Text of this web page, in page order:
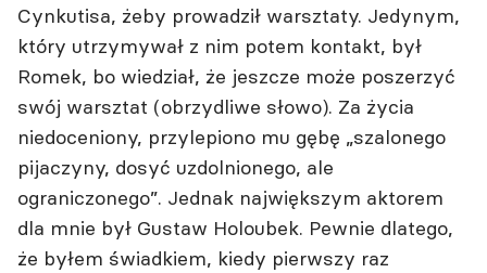
Cynkutisa, żeby prowadził warsztaty. Jedynym,
który utrzymywał z nim potem kontakt, był
Romek, bo wiedział, że jeszcze może poszerzyć
swój warsztat (obrzydliwe słowo). Za życia
niedoceniony, przylepiono mu gębę „szalonego
pijaczyny, dosyć uzdolnionego, ale
ograniczonego”. Jednak największym aktorem
dla mnie był Gustaw Holoubek. Pewnie dlatego,
że byłem świadkiem, kiedy pierwszy raz